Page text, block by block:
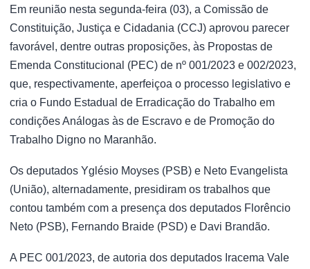
Em reunião nesta segunda-feira (03), a Comissão de
Constituição, Justiça e Cidadania (CCJ) aprovou parecer
favorável, dentre outras proposições, às Propostas de
Emenda Constitucional (PEC) de nº 001/2023 e 002/2023,
que, respectivamente, aperfeiçoa o processo legislativo e
cria o Fundo Estadual de Erradicação do Trabalho em
condições Análogas às de Escravo e de Promoção do
Trabalho Digno no Maranhão.
Os deputados Yglésio Moyses (PSB) e Neto Evangelista
(União), alternadamente, presidiram os trabalhos que
contou também com a presença dos deputados Florêncio
Neto (PSB), Fernando Braide (PSD) e Davi Brandão.
A PEC 001/2023, de autoria dos deputados Iracema Vale